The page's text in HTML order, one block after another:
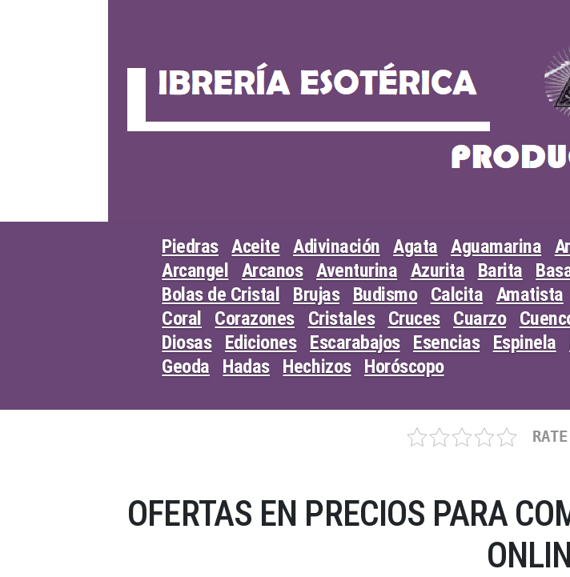
Piedras Aceite Adivinación Agata Aguamarina
Arcangel
Arcanos Aventurina Azurita Barita
Bolas de Cristal
Brujas Budismo Calcita Amatista
Coral
Corazones Cristales Cruces Cuarzo
Diosas
Ediciones Escarabajos Esencias Espinela
Geoda
Hadas Hechizos Horóscopo
OFERTAS EN PRECIOS PARA